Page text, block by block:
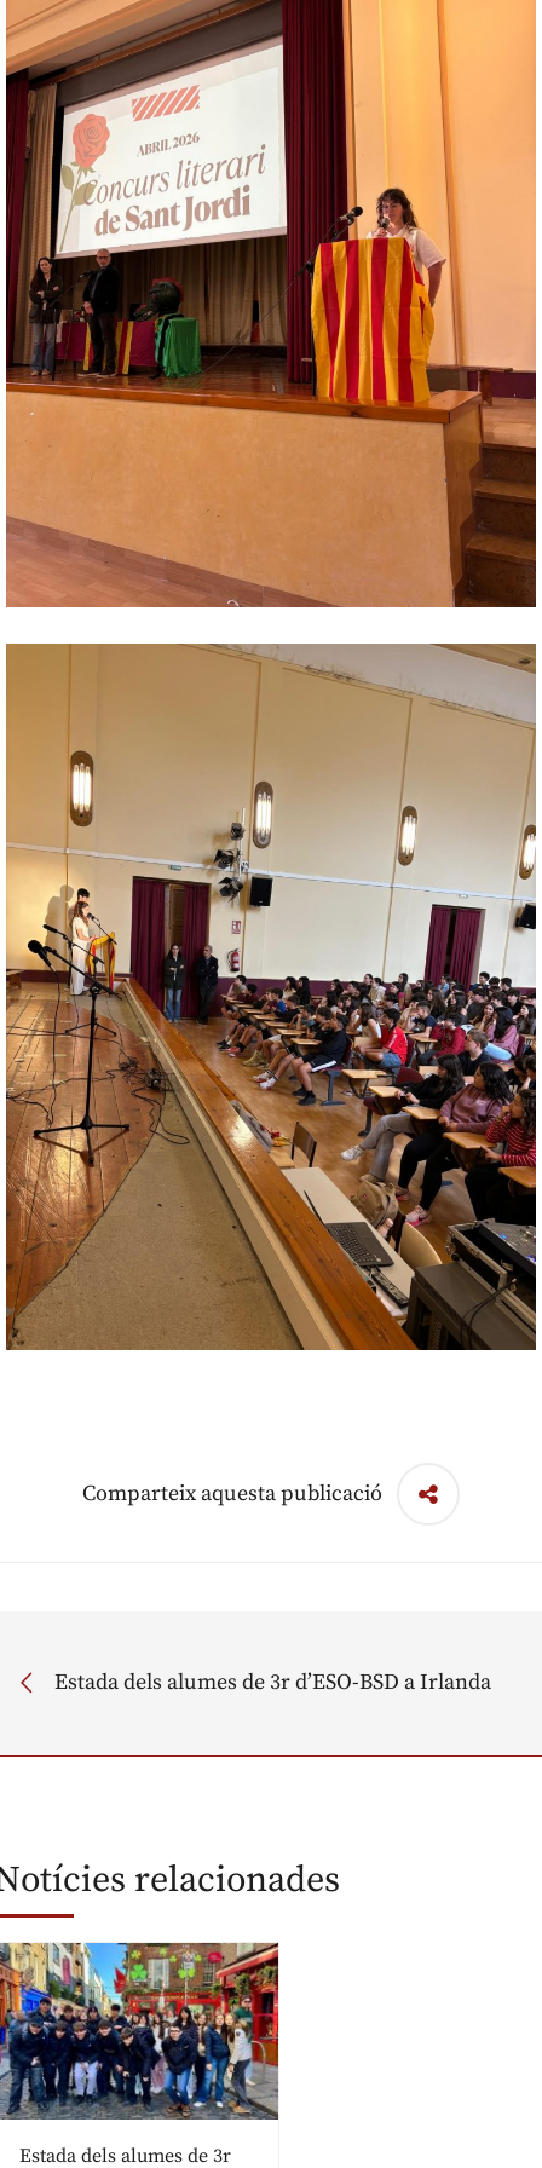
Comparteix aquesta publicació
Estada dels alumes de 3r d’ESO-BSD a Irlanda
relacionades
Estada dels alumes de 3r